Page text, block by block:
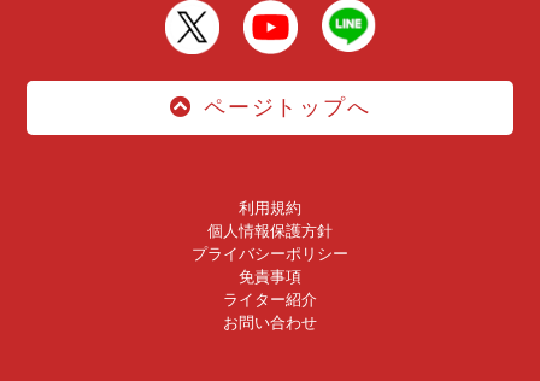
ページトップへ
利用規約
個人情報保護方針
プライバシーポリシー
免責事項
ライター紹介
お問い合わせ